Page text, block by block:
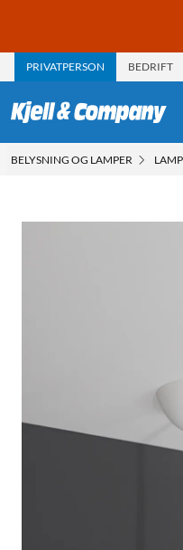
PRIVATPERSON BEDRIFT
BELYSNING OG LAMPER